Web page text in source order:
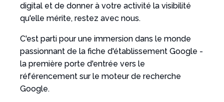
digital et de donner à votre activité la visibilité
qu'elle mérite, restez avec nous.
C'est parti pour une immersion dans le monde
passionnant de la fiche d'établissement Google -
la première porte d'entrée vers le
référencement sur le moteur de recherche
Google.